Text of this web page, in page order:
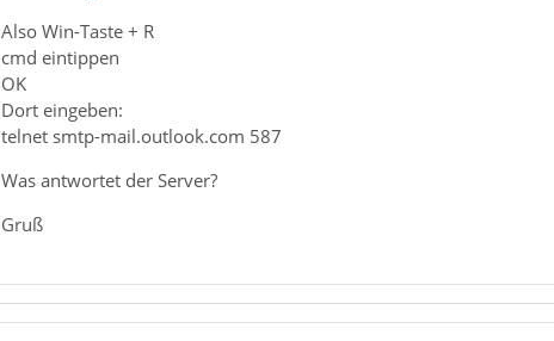
Also Win-Taste + R
cmd eintippen
OK
Dort eingeben:
telnet smtp-mail.outlook.com 587
Was antwortet der Server?
Gruß